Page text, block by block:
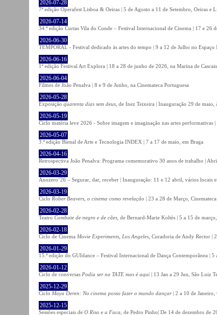
2026-07-28
7ª edição Operafest Lisboa & Oeiras | 5 de Agosto a 11 de Setembro, Oeiras e
2026-07-14
34.ª edição Curtas Vila do Conde – Festival Internacional de Cinema | 17 e 26
2026-06-30
TEMPORAL - Festival dedicado às artes do tempo | 9 a 12 de Julho no
2026-06-16
1ª edição Festival Art Explora | 18 a 28 de junho de 2026, na Marina de Cascais
2026-06-04
Filmes de João Penalva | 8 e 9 de Junho, na Cinemateca Portuguesa
2026-05-28
Exposição quarenta dias sem deus , de Inez Teixeira | Inauguração 29 de
2026-05-19
Ciclo matéria leve 2026 - Sobre imagem e imaginação nas artes
2026-05-07
3.ª edição Bienal de Arte e Tecnologia INDEX | 7 a 17 de maio, em Braga
2026-04-16
Retrospectiva João Penalva: Programa comemorativo 30 anos de trabalho |
2026-03-29
Anozero’26 – Segurar, dar, receber | Inauguração: 11 e 12 abril, vários locais
2026-03-19
Ciclo Rober Beavers, o cinema como revelação | 23 a 28 de Março,
2026-02-28
Teatro Combate de negro e de cães , de Bernard-Marie Koltès | 5 a 15 de
2026-02-18
Ciclo de Cinema Movie Experiments, Los Angeles , Curadoria de Andy Rector
2026-01-29
15.ª edição do GUIdance – Festival Internacional de Dança Contemporânea |
2026-01-12
Ciclo de conversas Podia ser na TATE mas é aqui | 13 Jan a 29 Jun, São Luiz
2025-12-29
Ciclo Maya Deren: No cinema posso fazer o mundo dançar| 2 a 10 de Janeiro,
2025-12-15
Sessões especiais de O Riso e a Faca , de Pedro Pinho| De 14 de dezembro de